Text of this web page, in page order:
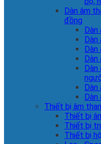
Dàn âm
đồng
Dàn
Dàn
Dàn
Dàn
Dàn
Dàn
Dàn
Thiết bị âm
Thiết bị
Thiết bị
Thiết bị